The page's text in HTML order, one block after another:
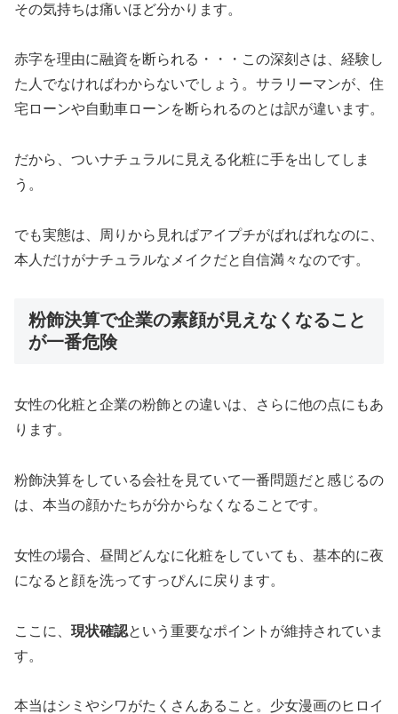
その気持ちは痛いほど分かります。
赤字を理由に融資を断られる・・・この深刻さは、経験し
た人でなければわからないでしょう。サラリーマンが、住
宅ローンや自動車ローンを断られるのとは訳が違います。
だから、ついナチュラルに見える化粧に手を出してしま
う。
でも実態は、周りから見ればアイプチがばればれなのに、
本人だけがナチュラルなメイクだと自信満々なのです。
粉飾決算で企業の素顔が見えなくなること
が一番危険
女性の化粧と企業の粉飾との違いは、さらに他の点にもあ
ります。
粉飾決算をしている会社を見ていて一番問題だと感じるの
は、本当の顔かたちが分からなくなることです。
女性の場合、昼間どんなに化粧をしていても、基本的に夜
になると顔を洗ってすっぴんに戻ります。
ここに、 現状確認という重要なポイントが維持されていま
す。
本当はシミやシワがたくさんあること。少女漫画のヒロイ